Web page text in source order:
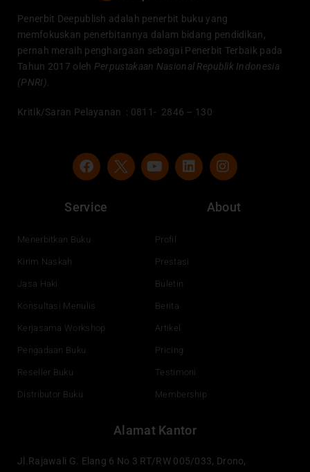
Penerbit Deepublish adalah penerbit buku yang
memfokuskan penerbitannya dalam bidang pendidikan,
pernah meraih penghargaan sebagai Penerbit Terbaik pada
Tahun 2017 oleh Perpustakaan Nasional Republik Indonesia
(PNRI).
Kritik/Saran Pelayanan : 0811- 2846 – 130
F
a
e
b
o
Y
o
e
L
i
n
I
n
t
a
Service
Menerbitkan Buku
Kirim Naskah
Jasa Haki
Konsultasi Menulis
Kerjasama Workshop
Pengadaan Buku
Reseller Buku
Distributor Buku
About
Profil
Prestasi
Buletin
Berita
Artikel
Pricing
Testimoni
Membership
Alamat Kantor
Jl.Rajawali G. Elang 6 No 3 RT/RW 005/033, Drono,